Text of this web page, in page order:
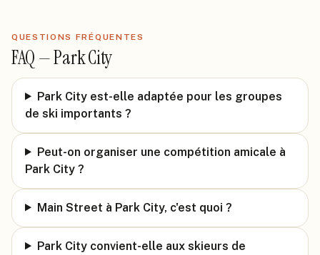
QUESTIONS FRÉQUENTES
FAQ —Park City
Park City est-elle adaptée pour les groupes
de ski importants ?
Peut-on organiser une compétition amicale à
Park City ?
Main Street à Park City, c'est quoi ?
Park City convient-elle aux skieurs de